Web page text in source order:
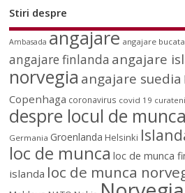
Stiri despre
Ambasada angajare angajare
angajare finlanda angajare
norvegia angajare suedia
Copenhaga coronavirus covid 19
despre locul de munca
Germania Groenlanda Helsinki
loc de munca loc de munca
islanda loc de munca